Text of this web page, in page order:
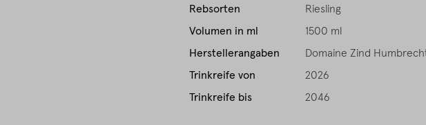
Rebsorten
Riesling
Volumen in ml
1500 ml
Herstellerangaben
Domaine Zind
Trinkreife von
2026
Trinkreife bis
2046